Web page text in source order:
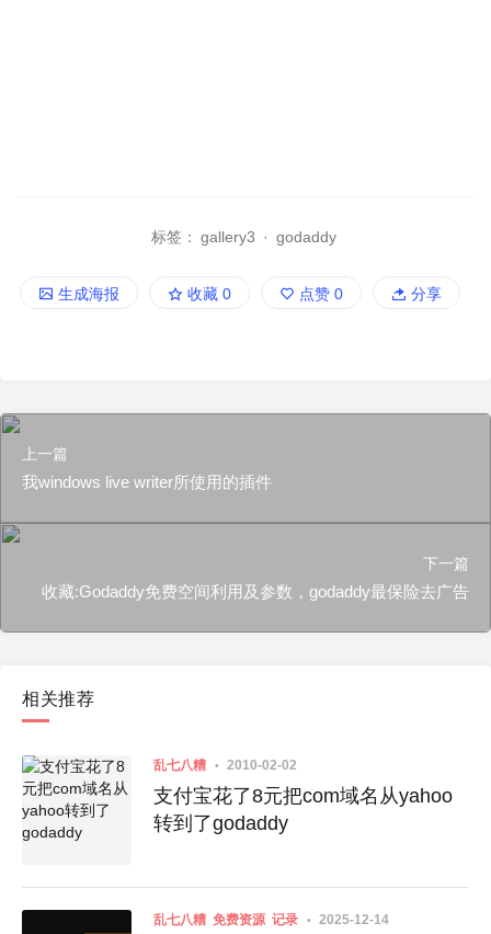
标签： gallery3 · godaddy
生成海报 收藏 0 点赞 0 分享
上一篇
我windows live writer所使用的插件
下一篇
收藏:Godaddy免费空间利用及参数，godaddy最保险去广告
相关推荐
乱七八糟 2010-02-02
支付宝花了8元把com域名从yahoo
转到了godaddy
乱七八糟 免费资源 记录 2025-12-14